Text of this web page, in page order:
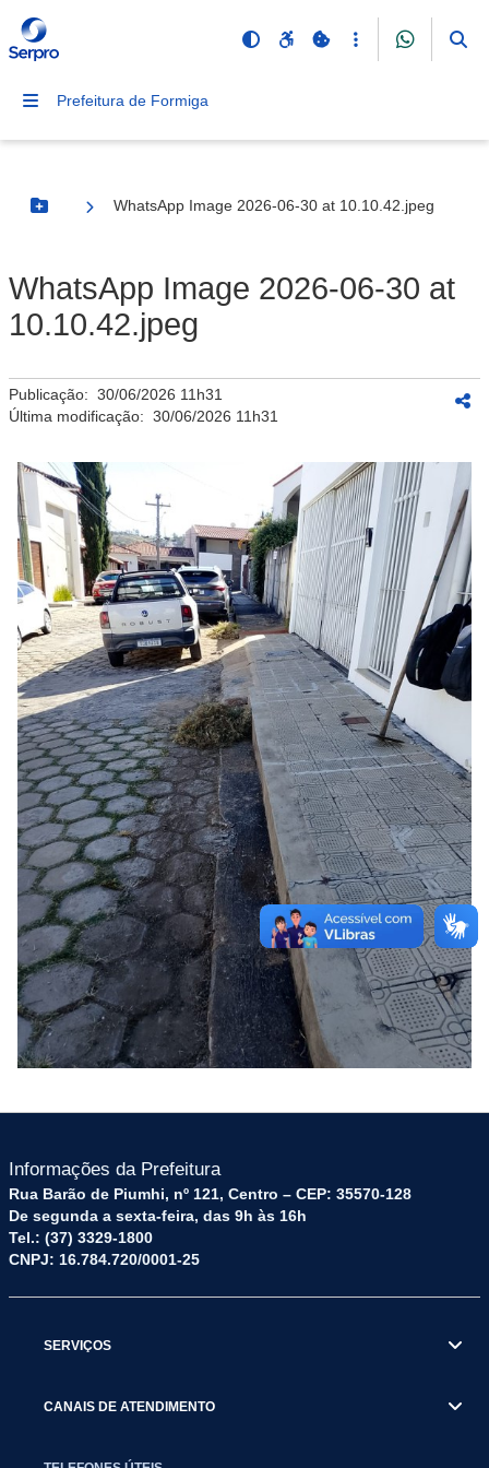
Prefeitura de Formiga
Botão Menu
WhatsApp Image 2026-06-30 at 10.10.42.jpeg
WhatsApp Image 2026-06-30 at
10.10.42.jpeg
Publicação: 30/06/2026 11h31
Última modificação: 30/06/2026 11h31
Informações da Prefeitura
Rua Barão de Piumhi, nº 121, Centro – CEP: 35570-128
De segunda a sexta-feira, das 9h às 16h
Tel.: (37) 3329-1800
CNPJ: 16.784.720/0001-25
SERVIÇOS
CANAIS DE ATENDIMENTO